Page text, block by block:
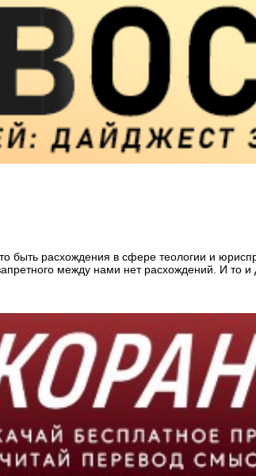
расхождения в сфере теологии и
между нами нет расхождений. И то